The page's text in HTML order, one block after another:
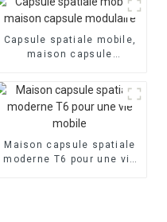
Capsule spatiale mobile,
maison capsule
Maison capsule spatiale
moderne T6 pour une vie